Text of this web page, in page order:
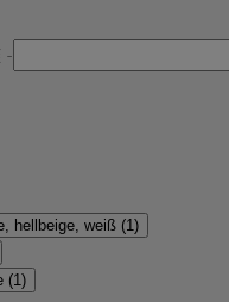
-
hellbeige, weiß (1)
(1)